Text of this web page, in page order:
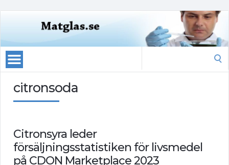
citronsoda
Citronsyra leder
försäljningsstatistiken för livsmedel
på CDON Marketplace 2023